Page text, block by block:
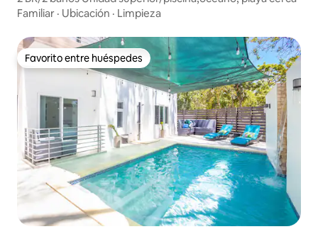
Familiar · Ubicación · Limpieza
Favorito entre huéspedes
Favorito entre huéspedes